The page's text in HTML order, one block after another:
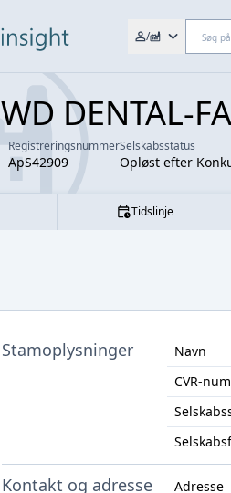
/
WD DENTAL-
Registreringsnummer
ApS42909
Selskabsstatus
Opløst efter
Tidslinje
Stamoplysninger Navn
CVR-
Kontakt og adresse Adresse